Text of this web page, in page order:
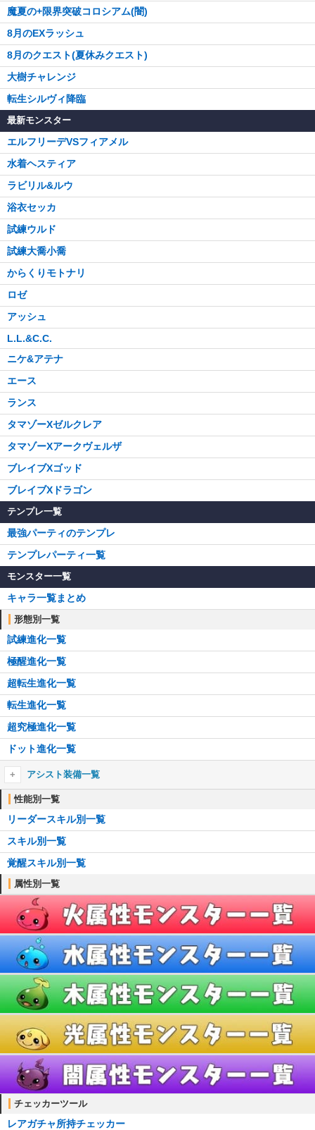
魔夏の+限界突破コロシアム(闇)
8月のEXラッシュ
8月のクエスト(夏休みクエスト)
大樹チャレンジ
転生シルヴィ降臨
最新モンスター
エルフリーデVSフィアメル
水着ヘスティア
ラビリル&ルウ
浴衣セッカ
試練ウルド
試練大喬小喬
からくりモトナリ
ロゼ
アッシュ
L.L.&C.C.
ニケ&アテナ
エース
ランス
タマゾーXゼルクレア
タマゾーXアークヴェルザ
ブレイブXゴッド
ブレイブXドラゴン
テンプレ一覧
最強パーティのテンプレ
テンプレパーティ一覧
モンスター一覧
キャラ一覧まとめ
形態別一覧
試練進化一覧
極醒進化一覧
超転生進化一覧
転生進化一覧
超究極進化一覧
ドット進化一覧
アシスト装備一覧
アシスト装備一覧
┗アシスト進化のやり方
耳飾り一覧
首飾り一覧
ブローチ一覧
ブレスレット一覧
ティアラ一覧
櫛一覧
懐中時計一覧
性能別一覧
リーダースキル別一覧
スキル別一覧
覚醒スキル別一覧
属性別一覧
チェッカーツール
レアガチャ所持チェッカー